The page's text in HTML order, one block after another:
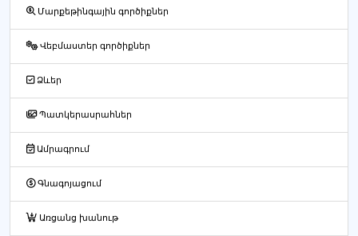
Մարքեթինգային գործիքներ
Վեբմաստեր գործիքներ
Ձևեր
Պատկերասրահներ
Ամրագրում
Գնագոյացում
Առցանց խանութ